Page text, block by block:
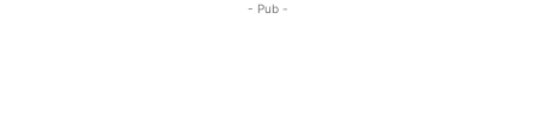
- Pub -